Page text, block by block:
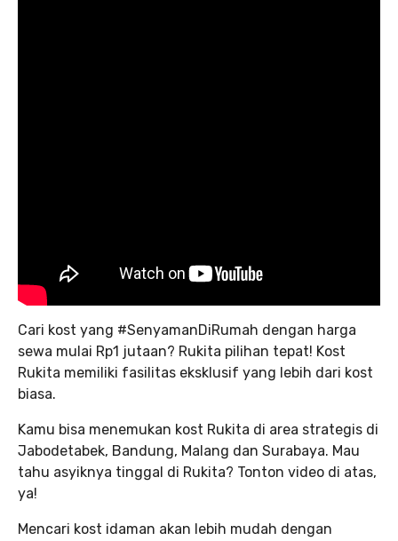
Cari kost yang #SenyamanDiRumah dengan harga
sewa mulai Rp1 jutaan? Rukita pilihan tepat! Kost
Rukita memiliki fasilitas eksklusif yang lebih dari kost
biasa.
Kamu bisa menemukan kost Rukita di area strategis di
Jabodetabek, Bandung, Malang dan Surabaya. Mau
tahu asyiknya tinggal di Rukita? Tonton video di atas,
ya!
Mencari kost idaman akan lebih mudah dengan